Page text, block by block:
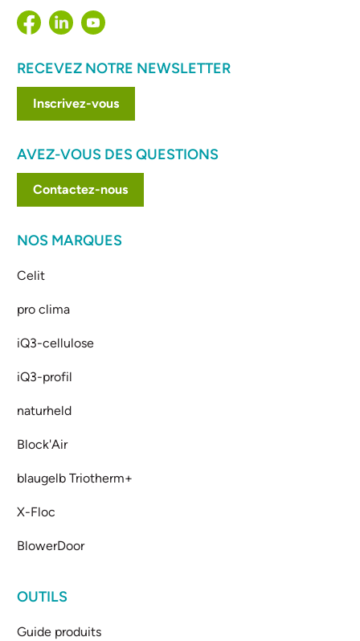
RECEVEZ NOTRE NEWSLETTER
Inscrivez-vous
AVEZ-VOUS DES QUESTIONS
Contactez-nous
NOS MARQUES
Celit
pro clima
iQ3-cellulose
iQ3-profil
naturheld
Block'Air
blaugelb Triotherm+
X-Floc
BlowerDoor
OUTILS
Guide produits